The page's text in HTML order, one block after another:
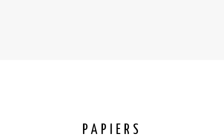
PAPIERS